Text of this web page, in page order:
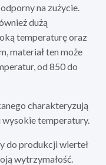
na zużycie.
dużą
temperaturę oraz
materiał ten może
od 850 do
charakteryzują
wysokie temperatury.
do produkcji wierteł
wytrzymałość.